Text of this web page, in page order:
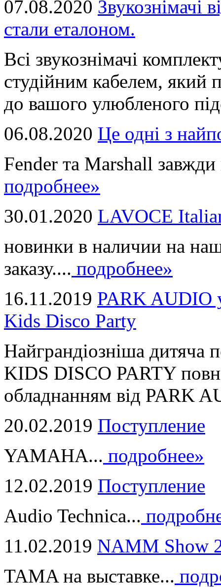
07.08.2020 Звукознімачі
стали еталоном.
Всі звукознімачі
студійним кабелем, який
до вашого улюбленого
06.08.2020 Це однi з
Fender та Marshall завжди
подробнее»
30.01.2020 LAVOCE
новинки в наличии на
заказу.... подробнее»
16.11.2019 PARK AUDIO
Kids Disco Party
Найграндіозніша дитяча
KIDS DISCO PARTY
обладнанням від PARK
20.02.2019 Поступление
YAMAHA... подробнее»
12.02.2019 Поступление
Audio Technica...
11.02.2019 NAMM Show
TAMA на выставке...